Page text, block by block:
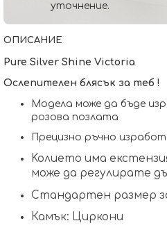
уточнение.
ОПИСАНИЕ
Pure Silver Shine Victoria
Ослепителен блясък за теб !
Модела може да бъде
розова позлата
Прецизно ръчно
Koлието има
може да регулирате
Стандартен размер
Камък: Циркони